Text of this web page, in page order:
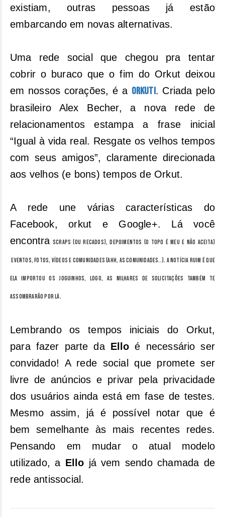
existiam, outras pessoas já estão
embarcando em novas alternativas.
Uma rede social que chegou pra tentar
cobrir o buraco que o fim do Orkut deixou
em nossos corações, é a Orkuti. Criada pelo
brasileiro Alex Becher, a nova rede de
relacionamentos estampa a frase inicial
“Igual à vida real. Resgate os velhos tempos
com seus amigos”, claramente direcionada
aos velhos (e bons) tempos de Orkut.
A rede une várias características do
Facebook, orkut e Google+. Lá você
encontra scraps (ou recados), depoimentos (o topo é meu e NÃO ACEITA)
eventos, fotos, vídeos e comunidades (ahh, as comunidades..). A notícia ruim é que
ela importou os joguinhos, logo, as milhares de solicitações também te
assombrarão por lá.
Lembrando os tempos iniciais do Orkut,
para fazer parte da Ello é necessário ser
convidado! A rede social que promete ser
livre de anúncios e privar pela privacidade
dos usuários ainda está em fase de testes.
Mesmo assim, já é possível notar que é
bem semelhante às mais recentes redes.
Pensando em mudar o atual modelo
utilizado, a Ello já vem sendo chamada de
rede antissocial.